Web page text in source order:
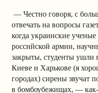
— Честно говоря, с
отвечать на вопросы
когда украинские
российской армии,
закрыты, студенты ушли
Киеве и Харькове (я
городах) сирены звучат
в бомбоубежищах, — как-